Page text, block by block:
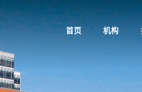
首页 机构